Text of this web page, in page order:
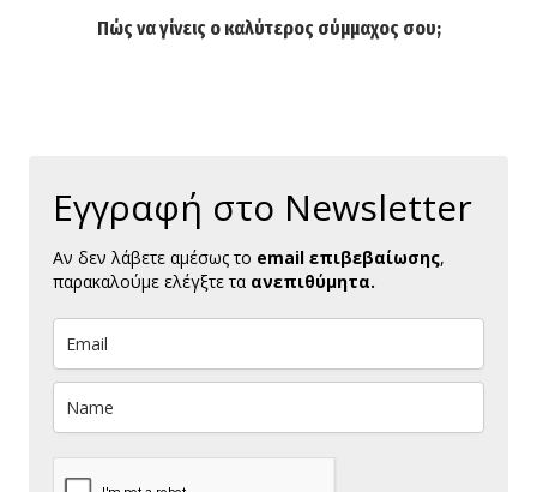
Πώς να γίνεις ο καλύτερος σύμμαχος σου;
Εγγραφή στο Newsletter
Αν δεν λάβετε αμέσως το email επιβεβαίωσης,
παρακαλούμε ελέγξτε τα ανεπιθύμητα.